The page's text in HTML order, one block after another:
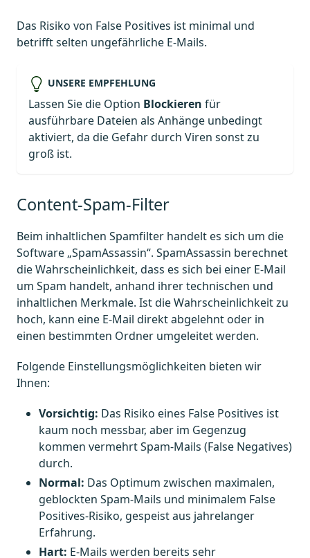
Das Risiko von False Positives ist minimal und
betrifft selten ungefährliche E-Mails.
UNSERE EMPFEHLUNG
Lassen Sie die Option Blockieren für
ausführbare Dateien als Anhänge unbedingt
aktiviert, da die Gefahr durch Viren sonst zu
groß ist.
Content-Spam-Filter
Beim inhaltlichen Spamfilter handelt es sich um die
Software „SpamAssassin“. SpamAssassin berechnet
die Wahrscheinlichkeit, dass es sich bei einer E-Mail
um Spam handelt, anhand ihrer technischen und
inhaltlichen Merkmale. Ist die Wahrscheinlichkeit zu
hoch, kann eine E-Mail direkt abgelehnt oder in
einen bestimmten Ordner umgeleitet werden.
Folgende Einstellungsmöglichkeiten bieten wir
Ihnen:
Vorsichtig: Das Risiko eines False Positives ist
kaum noch messbar, aber im Gegenzug
kommen vermehrt Spam-Mails (False Negatives)
durch.
Normal: Das Optimum zwischen maximalen,
geblockten Spam-Mails und minimalem False
Positives-Risiko, gespeist aus jahrelanger
Erfahrung.
Hart: E-Mails werden bereits sehr